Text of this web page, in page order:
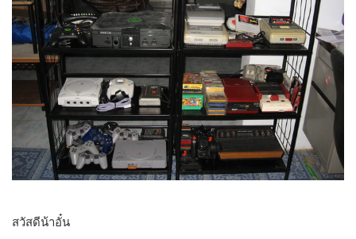
สวัสดีน้าอั๋น